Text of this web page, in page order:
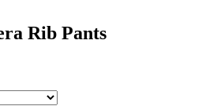
Rib Pants